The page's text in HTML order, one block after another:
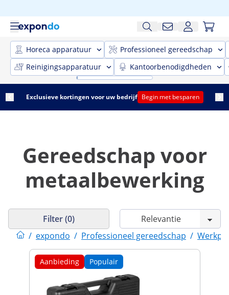
Horeca apparatuur
Professioneel gereedschap
Reinigingsapparatuur
Kantoorbenodigdheden
Exclusieve kortingen voor uw bedrijf Begin met besparen
Gereedschap voor
metaalbewerking
/ expondo / Professioneel gereedschap /
Filter (0)
Aanbieding Populair